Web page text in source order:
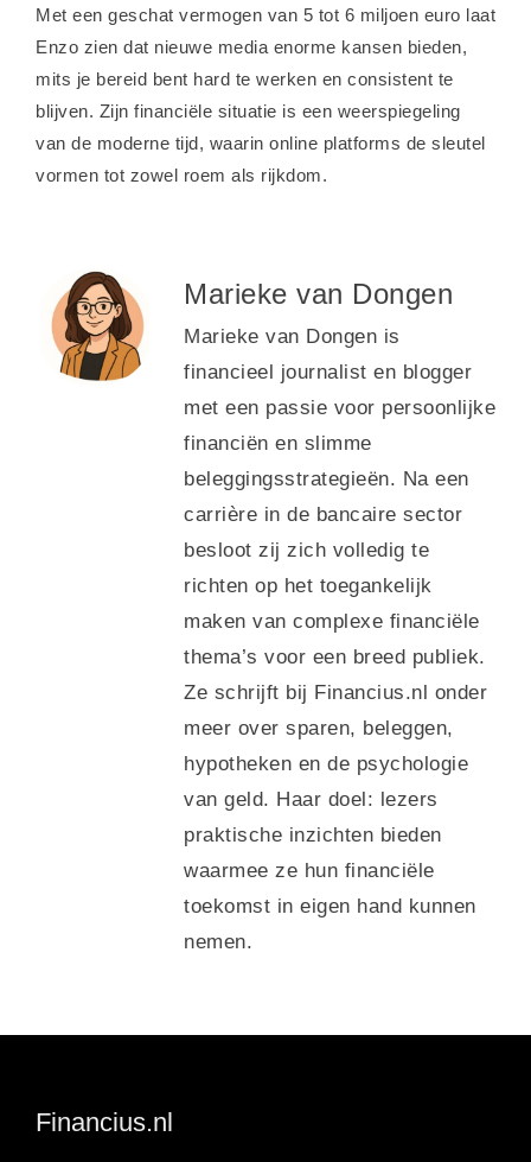
Met een geschat vermogen van 5 tot 6 miljoen euro laat
Enzo zien dat nieuwe media enorme kansen bieden,
mits je bereid bent hard te werken en consistent te
blijven. Zijn financiële situatie is een weerspiegeling
van de moderne tijd, waarin online platforms de sleutel
vormen tot zowel roem als rijkdom.
Marieke van Dongen
Marieke van Dongen is
financieel journalist en blogger
met een passie voor persoonlijke
financiën en slimme
beleggingsstrategieën. Na een
carrière in de bancaire sector
besloot zij zich volledig te
richten op het toegankelijk
maken van complexe financiële
thema’s voor een breed publiek.
Ze schrijft bij Financius.nl onder
meer over sparen, beleggen,
hypotheken en de psychologie
van geld. Haar doel: lezers
praktische inzichten bieden
waarmee ze hun financiële
toekomst in eigen hand kunnen
nemen.
Financius.nl